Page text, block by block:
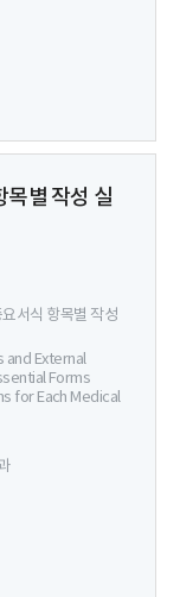
목별 작성 실
서식 항목별 작성
and External
Forms
for Each Medical